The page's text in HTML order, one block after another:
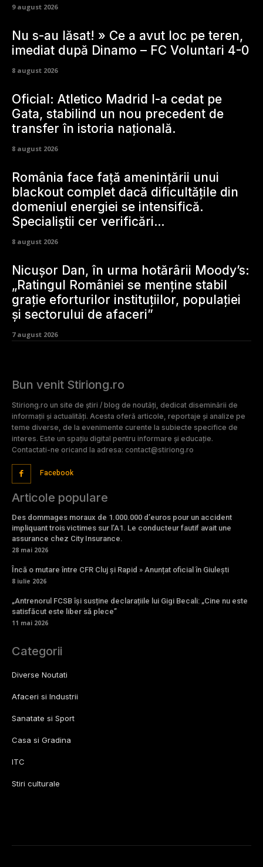
9 august 2026
Nu s-au lăsat! » Ce a avut loc pe teren,
imediat după Dinamo – FC Voluntari 4-0
8 august 2026
Oficial: Atletico Madrid l-a cedat pe
Gata, stabilind un nou precedent de
transfer în istoria națională.
8 august 2026
România face față amenințării unui
blackout complet dacă dificultățile din
domeniul energiei se intensifică.
Specialiștii cer verificări…
8 august 2026
Nicușor Dan, în urma hotărârii Moody’s:
„Ratingul României se menține stabil
grație eforturilor instituțiilor, populației
și sectorului de afaceri”
7 august 2026
Bun venit Stiriong.ro
Stiriong.ro un site de știri / blog de noutăți, dedicat diseminării de
informații și actualități. Acesta oferă articole, reportaje și analize pe
teme diverse, de la evenimente curente la subiecte specifice de
interes. Este un spațiu digital pentru informare și educație.
Contactati-ne oricand la adresa: contact@stiriong.ro
Facebook
Articole populare
Des dommages moraux de 1.000.000 d’euros pour un accident
impliquant trois victimes sur l’A1. Le conducteur fautif avait une
assurance chez City Insurance.
28 mai 2026
Încă o mutare între CFR Cluj și Rapid » Anunțat oficial în Giulești
8 iulie 2026
„Antrenorul FCSB își susține declarațiile lui Gigi Becali: „Cine nu este
satisfăcut este liber să plece”
11 mai 2026
Categorii
Diverse Noutati
Afaceri si Industrii
Sanatate si Sport
Casa si Gradina
ITC
Stiri culturale